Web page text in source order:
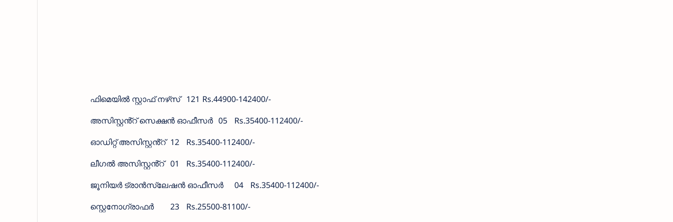
ഫിമെയിൽ സ്റ്റാഫ് നഴ്‌സ് 121 Rs.44900-142400/-
അസിസ്റ്റൻ്റ് സെക്ഷൻ ഓഫീസർ 05
Rs.35400-112400/-
ഓഡിറ്റ് അസിസ്റ്റൻ്റ് 12
Rs.35400-112400/-
ലീഗൽ അസിസ്റ്റൻ്റ് 01
Rs.35400-112400/-
ജൂനിയർ ട്രാൻസ്ലേഷൻ ഓഫീസർ
04
Rs.35400-112400/-
സ്റ്റെനോഗ്രാഫർ
23
Rs.25500-81100/-